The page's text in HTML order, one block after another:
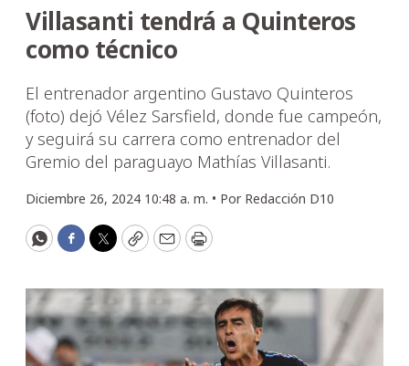
Villasanti tendrá a Quinteros
como técnico
El entrenador argentino Gustavo Quinteros
(foto) dejó Vélez Sarsfield, donde fue campeón,
y seguirá su carrera como entrenador del
Gremio del paraguayo Mathías Villasanti.
Diciembre 26, 2024 10:48 a. m. • Por Redacción D10
WhatsApp
Facebook
Twitter
CopyEmailPrint